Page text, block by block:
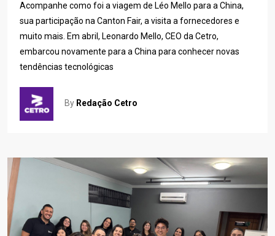
Acompanhe como foi a viagem de Léo Mello para a China,
sua participação na Canton Fair, a visita a fornecedores e
muito mais. Em abril, Leonardo Mello, CEO da Cetro,
embarcou novamente para a China para conhecer novas
tendências tecnológicas
By Redação Cetro